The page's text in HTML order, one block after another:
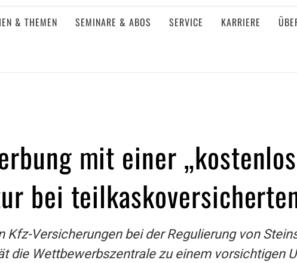
& THEMEN SEMINARE & ABOS SERVICE KARRIERE
mit einer
bei
Kfz-Versicherungen bei der Regulierung von
die Wettbewerbszentrale zu einem vorsichtigen